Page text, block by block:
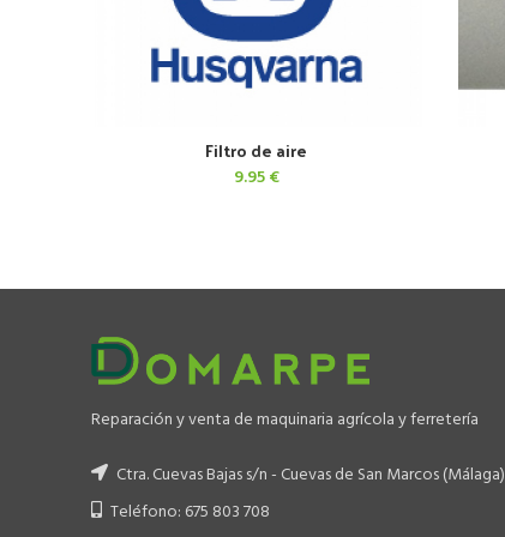
AÑADIR AL CARRITO
Filtro de aire
9.95€
Reparación y venta de maquinaria agrícola y ferretería
Ctra. Cuevas Bajas s/n - Cuevas de San Marcos (Málaga)
Teléfono: 675 803 708